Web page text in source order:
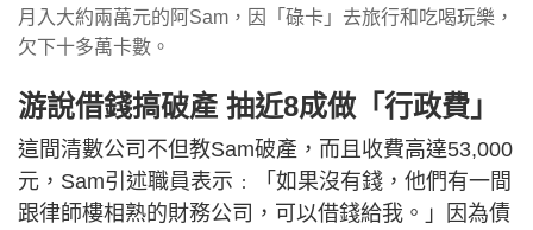
月入大約兩萬元的阿Sam，因「碌卡」去旅行和吃喝玩樂，
欠下十多萬卡數。
游說借錢搞破產 抽近8成做「行政費」
這間清數公司不但教Sam破產，而且收費高達53,000
元，Sam引述職員表示﹕「如果沒有錢，他們有一間
跟律師樓相熟的財務公司，可以借錢給我。」因為債